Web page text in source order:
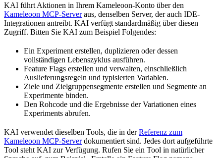
KAI führt Aktionen in Ihrem Kameleoon-Konto über den
Kameleoon MCP-Serveraus, denselben Server, der auch IDE-
Integrationen antreibt. KAI verfügt standardmäßig über diesen
Zugriff. Bitten Sie KAI zum Beispiel Folgendes:
Ein Experiment erstellen, duplizieren oder dessen
vollständigen Lebenszyklus ausführen.
Feature Flags erstellen und verwalten, einschließlich
Auslieferungsregeln und typisierten Variablen.
Ziele und Zielgruppensegmente erstellen und Segmente an
Experimente binden.
Den Rohcode und die Ergebnisse der Variationen eines
Experiments abrufen.
KAI verwendet dieselben Tools, die in derReferenz zum
Kameleoon MCP-Serverdokumentiert sind. Jedes dort aufgeführte
Tool steht KAI zur Verfügung. Rufen Sie ein Tool in natürlicher